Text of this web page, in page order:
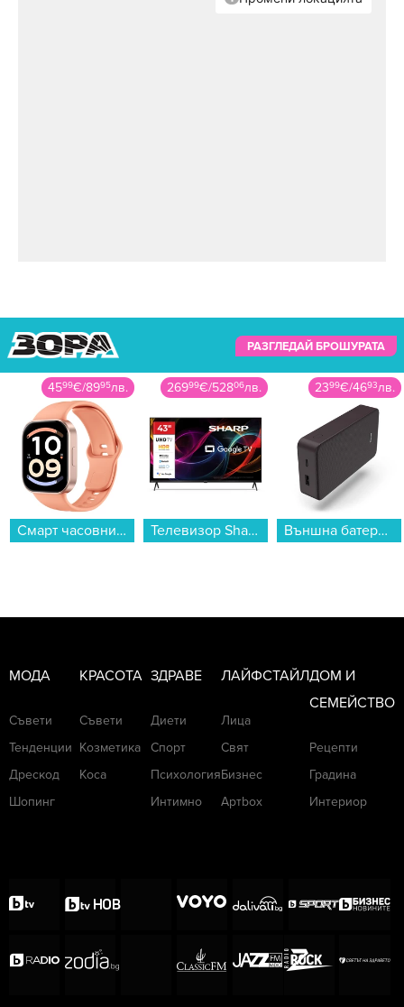
РАЗГЛЕДАЙ БРОШУРАТА
4599€/8995лв.
Смарт часовник Xiaomi REDMI WATCH 6 ACTIVE ORANGE BHR09CYGL , 1.85...
26999€/52806лв.
Телевизор Sharp 43HL4765E , 108 см, 3840x2160 UHD-4K , 43 inch, Android , LED , Smart TV...
2399€/4693лв.
Външна батерия Hama 201715, "Colour 20" тъмно лилавo 20000 mAh...
МОДА
Съвети
Тенденции
Дрескод
Шопинг
КРАСОТА
Съвети
Козметика
Коса
ЗДРАВЕ
Диети
Спорт
Психология
Интимно
ЛАЙФСТАЙЛ
Лица
Свят
Бизнес
Артbox
ДОМ И
СЕМЕЙСТВО
Рецепти
Градина
Интериор